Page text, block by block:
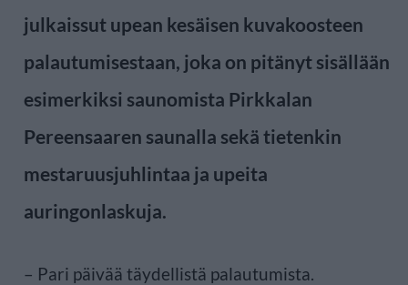
julkaissut upean kesäisen kuvakoosteen
palautumisestaan, joka on pitänyt sisällään
esimerkiksi saunomista Pirkkalan
Pereensaaren saunalla sekä tietenkin
mestaruusjuhlintaa ja upeita
auringonlaskuja.
– Pari päivää täydellistä palautumista.